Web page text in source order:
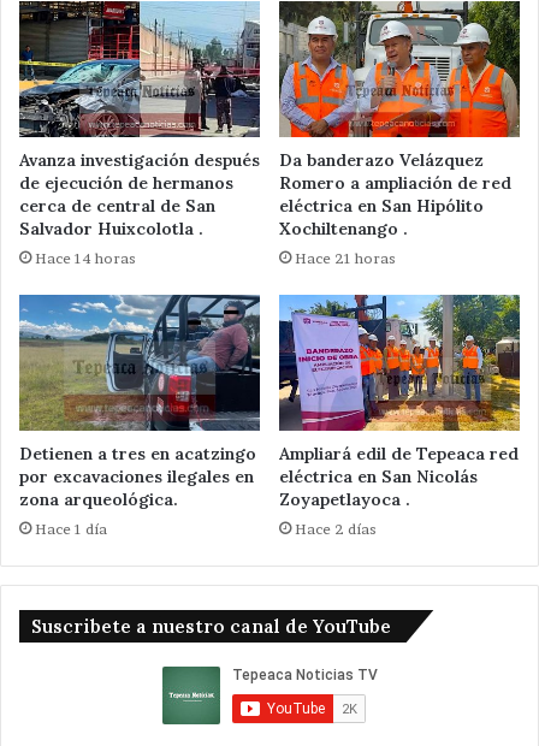
Avanza investigación después
de ejecución de hermanos
cerca de central de San
Salvador Huixcolotla .
Hace 14 horas
Da banderazo Velázquez
Romero a ampliación de red
eléctrica en San Hipólito
Xochiltenango .
Hace 21 horas
Detienen a tres en acatzingo
por excavaciones ilegales en
zona arqueológica.
Hace 1 día
Ampliará edil de Tepeaca red
eléctrica en San Nicolás
Zoyapetlayoca .
Hace 2 días
Suscribete a nuestro canal de YouTube